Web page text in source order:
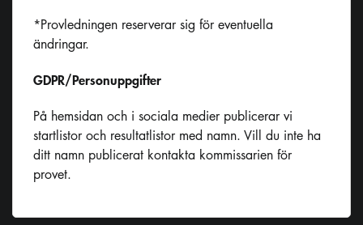
*Provledningen reserverar sig för eventuella
ändringar.
GDPR/Personuppgifter
På hemsidan och i sociala medier publicerar vi
startlistor och resultatlistor med namn. Vill du inte ha
ditt namn publicerat kontakta kommissarien för
provet.